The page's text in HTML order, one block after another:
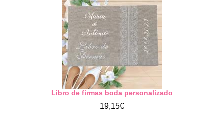
Libro de firmas boda personalizado
19,15€